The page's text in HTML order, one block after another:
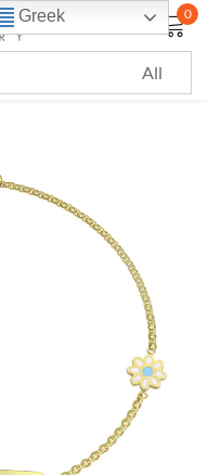
0
Greek
Lost password?